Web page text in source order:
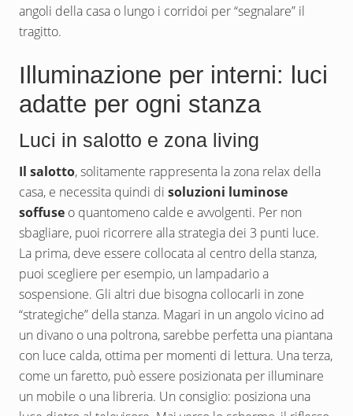
angoli della casa o lungo i corridoi per “segnalare” il
tragitto.
Illuminazione per interni: luci
adatte per ogni stanza
Luci in salotto e zona living
Il salotto, solitamente rappresenta la zona relax della
casa, e necessita quindi di soluzioni luminose
soffuse o quantomeno calde e avvolgenti. Per non
sbagliare, puoi ricorrere alla strategia dei 3 punti luce.
La prima, deve essere collocata al centro della stanza,
puoi scegliere per esempio, un lampadario a
sospensione. Gli altri due bisogna collocarli in zone
“strategiche” della stanza. Magari in un angolo vicino ad
un divano o una poltrona, sarebbe perfetta una piantana
con luce calda, ottima per momenti di lettura. Una terza,
come un faretto, può essere posizionata per illuminare
un mobile o una libreria. Un consiglio: posiziona una